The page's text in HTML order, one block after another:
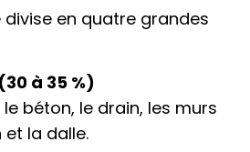
en quatre grandes
à 35 %)
le béton, le drain, les murs
la dalle.